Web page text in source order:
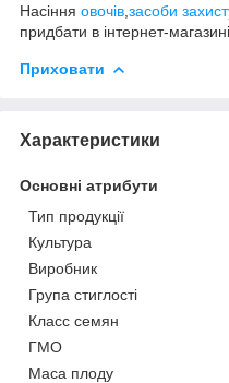
Насіння овочів засоби
придбати в інтернет-магазині
Приховати
Характеристики
Основні атрибути
Тип продукції
Культура
Виробник
Група стиглості
Класс семян
ГМО
Маса плоду